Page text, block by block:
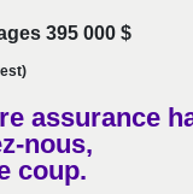
395 000 $
assurance
nous,
coup.